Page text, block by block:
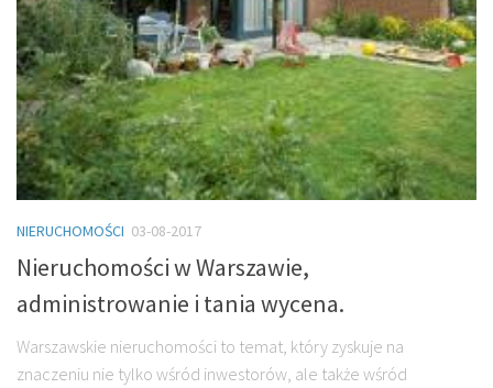
NIERUCHOMOŚCI 03-08-2017
Nieruchomości w Warszawie,
administrowanie i tania wycena.
Warszawskie nieruchomości to temat, który zyskuje na
znaczeniu nie tylko wśród inwestorów, ale także wśród